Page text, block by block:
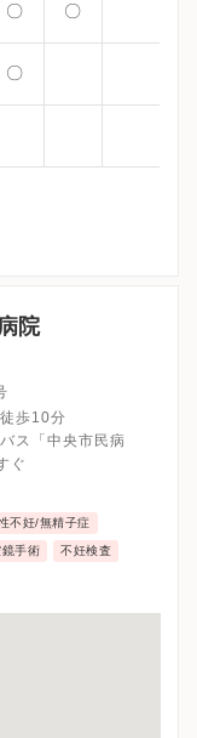
〇 〇
〇
院
歩10分
ス「中央市民病
ぐ
不妊/無精子症
鏡手術 不妊検査